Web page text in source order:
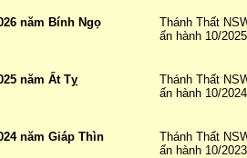
năm Bính Ngọ
Thánh Thất
ấn hành 10/
năm Ất Tỵ
Thánh Thất
ấn hành 10/
năm Giáp Thìn
Thánh Thất
ấn hành 10/